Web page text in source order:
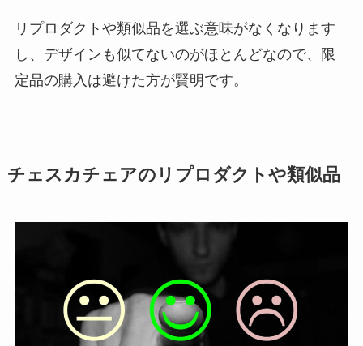
リプロダクトや類似品を選ぶ意味がなくなります
し、デザインも似てないのがほとんどなので、限
定品の購入は避けた方が賢明です。
チェスカチェアのリプロダクトや類似品